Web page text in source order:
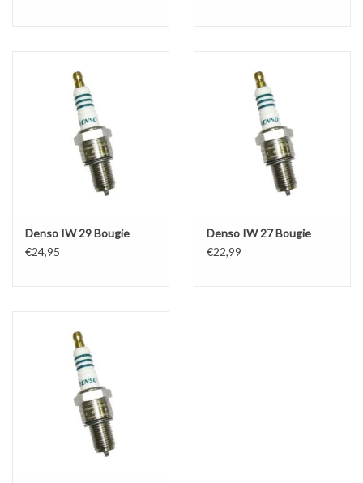
Denso IW 29 Bougie
€24,95
Denso IW 27 Bougie
€22,99